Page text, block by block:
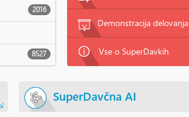
2016
8527
Demonstracija delovanja
Vse o SuperDavkih
SuperDavčna AI